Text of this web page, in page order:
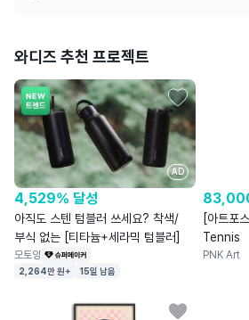
와디즈 추천 프로젝트
AD
4,529% 달성
아직도 스텐 텀블러 쓰세요? 착색/
부식 없는 [티타늄+세라믹 텀블러]
모토잉
2,264만 원+ 15일 남음
[아트포
Tennis
PNK Art